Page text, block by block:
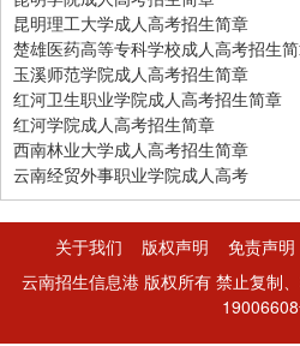
昆明理工大学成人高考招生简章
楚雄医药高等专科学校成人高考招生
玉溪师范学院成人高考招生简章
红河卫生职业学院成人高考招生简章
红河学院成人高考招生简章
西南林业大学成人高考招生简章
云南经贸外事职业学院成人高考
关于我们 版权声明 免责声明
云南招生信息港 版权所有 禁止复制